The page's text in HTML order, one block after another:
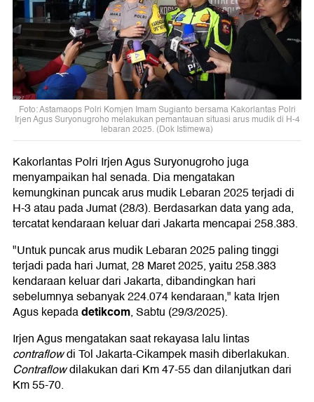
Foto: Astamaops Polri Komjen Imam Sugianto bersama Kakorlantas Polri
Irjen Agus Suryonugroho melakukan pemantauan situasi arus mudik di H-4
lebaran 2025. (Dok Istimewa)
Kakorlantas Polri Irjen Agus Suryonugroho juga
menyampaikan hal senada. Dia mengatakan
kemungkinan puncak arus mudik Lebaran 2025 terjadi di
H-3 atau pada Jumat (28/3). Berdasarkan data yang ada,
tercatat kendaraan keluar dari Jakarta mencapai 258.383.
"Untuk puncak arus mudik Lebaran 2025 paling tinggi
terjadi pada hari Jumat, 28 Maret 2025, yaitu 258.383
kendaraan keluar dari Jakarta, dibandingkan hari
sebelumnya sebanyak 224.074 kendaraan," kata Irjen
Agus kepadadetikcom, Sabtu (29/3/2025).
Irjen Agus mengatakan saat rekayasa lalu lintas
contraflowdi Tol Jakarta-Cikampek masih diberlakukan.
Contraflowdilakukan dari Km 47-55 dan dilanjutkan dari
Km 55-70.